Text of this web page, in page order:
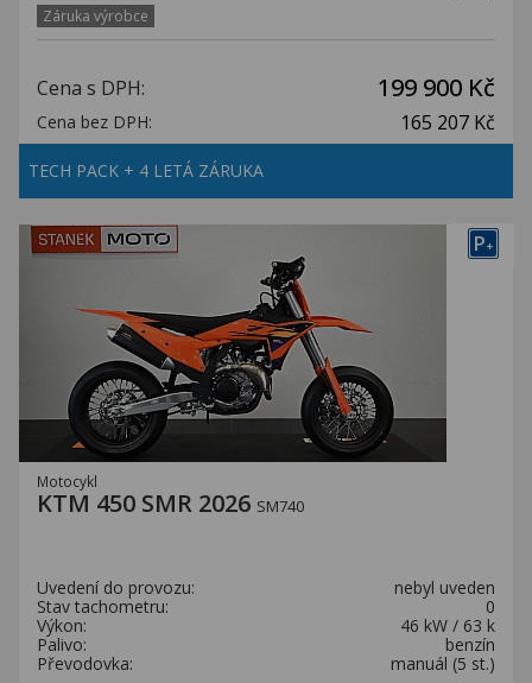
Záruka výrobce
Cena s DPH: 199 900 Kč
Cena bez DPH: 165 207 Kč
TECH PACK + 4 LETÁ ZÁRUKA
P+
Motocykl
KTM 450 SMR 2026 SM740
Uvedení do provozu:
nebyl uveden
Stav tachometru:
0
Výkon:
46 kW / 63 k
Palivo:
benzín
Převodovka:
manuál (5 st.)